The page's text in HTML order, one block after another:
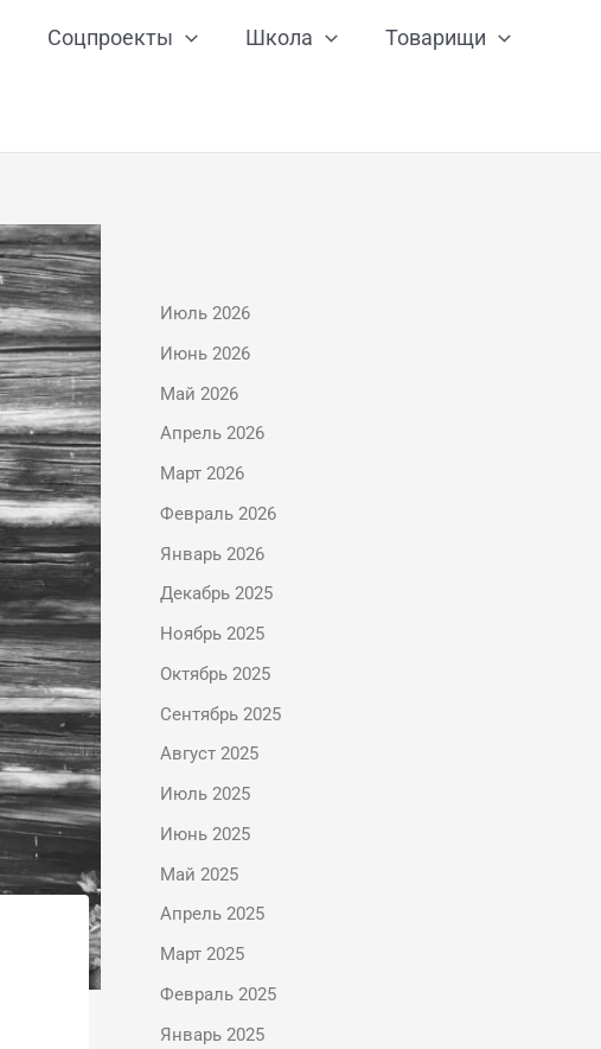
Соцпроекты Школа Товарищи
Июль 2026
Июнь 2026
Май 2026
Апрель 2026
Март 2026
Февраль 2026
Январь 2026
Декабрь 2025
Ноябрь 2025
Октябрь 2025
Сентябрь 2025
Август 2025
Июль 2025
Июнь 2025
Май 2025
Апрель 2025
Март 2025
Февраль 2025
Январь 2025